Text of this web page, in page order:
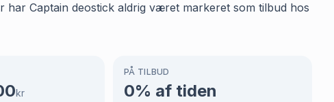
Captain deostick aldrig været markeret som tilbud hos
kr
PÅ TILBUD
0% af tiden